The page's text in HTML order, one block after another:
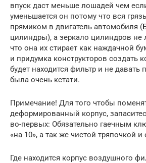
впуск даст меньше лошадей чем
уменьшается он потому что вся
прямиком в двигатель автомобиля
цилиндры), а зеркало цилиндров
что она их стирает как наждачной
и придумка конструкторов создать
будет находится фильтр и не давать
была очень кстати.
Примечание! Для того чтобы
деформированный корпус,
во-первых: Обязательно гаечным
«на 10», а так же чистой тряпочкой и
Где находится корпус воздушного